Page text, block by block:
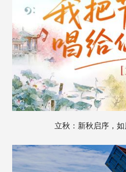
立秋：新秋启序，